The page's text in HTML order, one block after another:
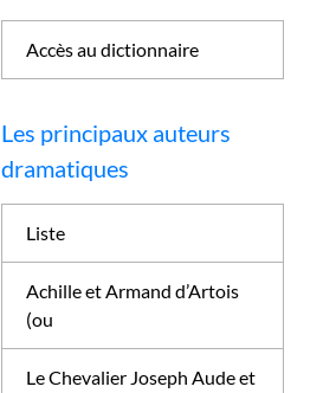
Accès au dictionnaire
Les principaux auteurs
dramatiques
Liste
Achille et Armand d’Artois
(ou
Le Chevalier Joseph Aude et